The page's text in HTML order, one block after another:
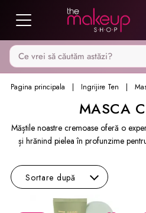
Caută pe MakeupShop
Pagina principala Ingrijire Ten
MASCA
Măștile noastre cremoase oferă o
și hrănind pielea în profunzime
Sortare după